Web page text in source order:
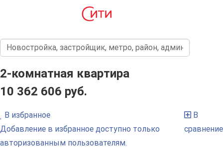
2-комнатная квартира
10 362 606 руб.
В избранное
Добавление в избранное доступно только
авторизованным пользователям.
В
сравнение